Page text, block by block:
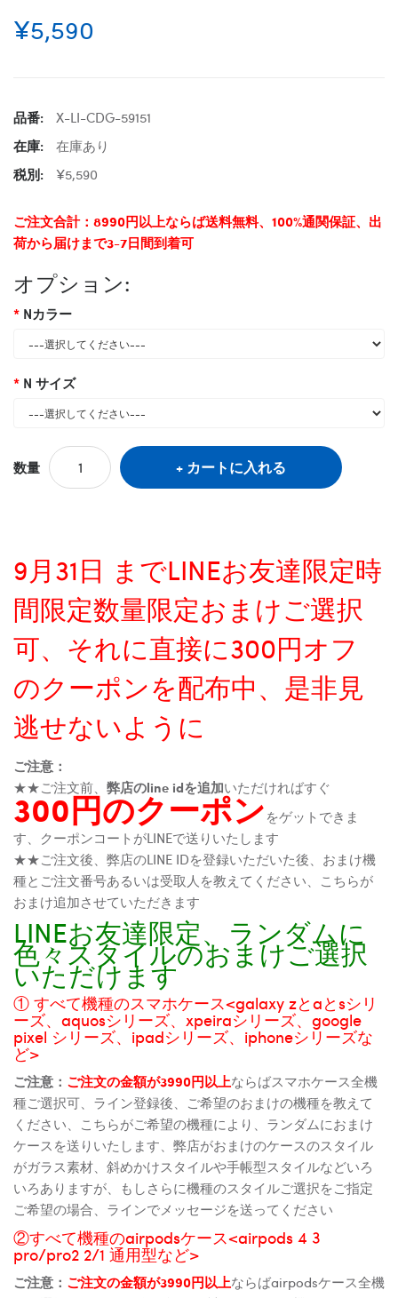
¥5,590
品番:
X-LI-CDG-59151
在庫:
在庫あり
税別:
¥5,590
ご注文合計：8990円以上ならば送料無料、100%通関保証、出
荷から届けまで3-7日間到着可
オプション:
Nカラー
N サイズ
数量 カートに入れる
9月31日 までLINEお友達限定時
間限定数量限定おまけご選択
可、それに直接に300円オフ
のクーポンを配布中、是非見
逃せないように
ご注意：
★★ご注文前、 弊店のline idを追加いただければすぐ
300円のクーポンをゲットできま
す、クーポンコートがLINEで送りいたします
★★ご注文後、弊店のLINE IDを登録いただいた後、おまけ機
種とご注文番号あるいは受取人を教えてください、こちらが
おまけ追加させていただきます
LINEお友達限定、ランダムに
色々スタイルのおまけご選択
いただけます
① すべて機種のスマホケース<galaxy zとaとsシリ
ーズ、aquosシリーズ、xpeiraシリーズ、google
pixel シリーズ、ipadシリーズ、iphoneシリーズな
ど>
ご注意： ご注文の金額が3990円以上ならばスマホケース全機
種ご選択可、ライン登録後、ご希望のおまけの機種を教えて
ください、こちらがご希望の機種により、ランダムにおまけ
ケースを送りいたします、弊店がおまけのケースのスタイル
がガラス素材、斜めかけスタイルや手帳型スタイルなどいろ
いろありますが、もしさらに機種のスタイルご選択をご指定
ご希望の場合、ラインでメッセージを送ってください
②すべて機種のairpodsケース<airpods 4 3
pro/pro2 2/1 通用型など>
ご注意： ご注文の金額が3990円以上ならばairpodsケース全機